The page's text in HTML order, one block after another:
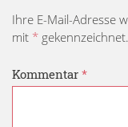
Ihre E-Mail-Adresse
mit * gekennzeichnet.
Kommentar *